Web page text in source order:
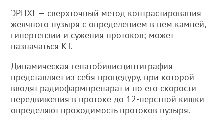
ЭРПХГ — сверхточный метод контрастирования
желчного пузыря с определением в нем камней,
гипертензии и сужения протоков; может
назначаться КТ.
Динамическая гепатобилисцинтиграфия
представляет из себя процедуру, при которой
вводят радиофармпрепарат и по его скорости
передвижения в протоке до 12-перстной кишки
определяют проходимость протоков пузыря.